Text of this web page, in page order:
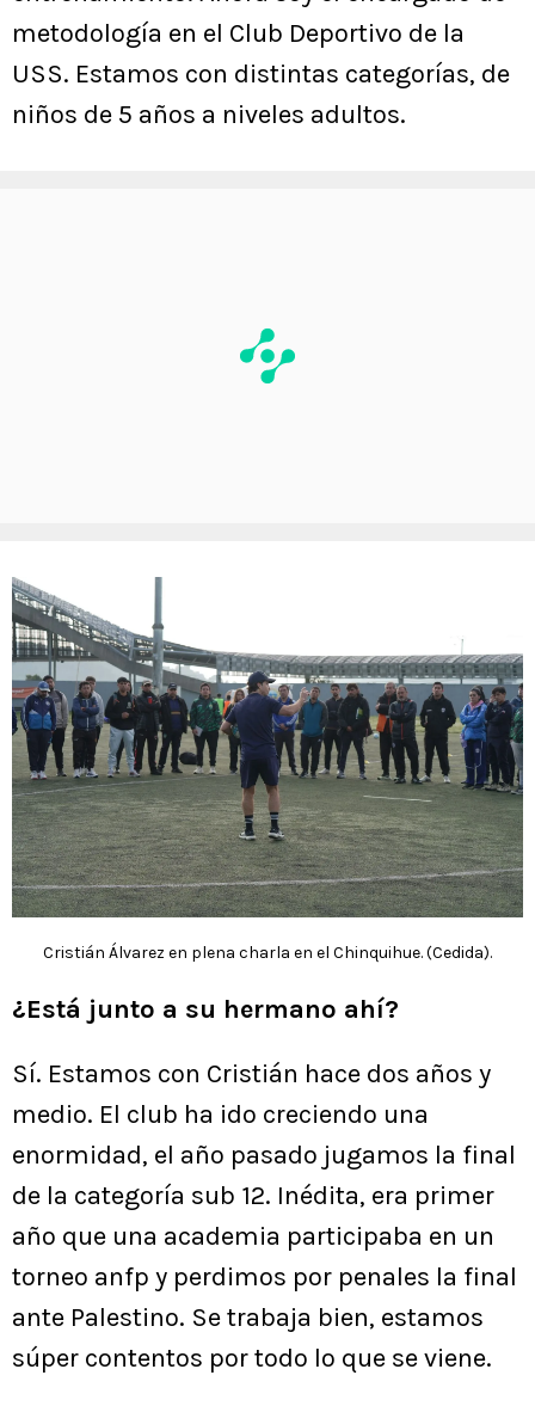
metodología en el Club Deportivo de la
USS. Estamos con distintas categorías, de
niños de 5 años a niveles adultos.
Cristián Álvarez en plena charla en el Chinquihue. (Cedida).
¿Está junto a su hermano ahí?
Sí. Estamos con Cristián hace dos años y
medio. El club ha ido creciendo una
enormidad, el año pasado jugamos la final
de la categoría sub 12. Inédita, era primer
año que una academia participaba en un
torneo anfp y perdimos por penales la final
ante Palestino. Se trabaja bien, estamos
súper contentos por todo lo que se viene.